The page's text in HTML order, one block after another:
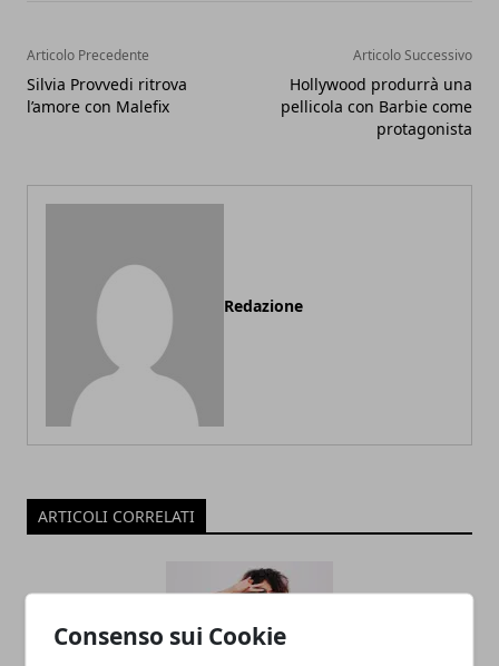
Consenso sui Cookie
Articolo Precedente
Silvia Provvedi ritrova
l’amore con Malefix
Articolo Successivo
Hollywood produrrà una
pellicola con Barbie come
protagonista
Redazione
ARTICOLI CORRELATI